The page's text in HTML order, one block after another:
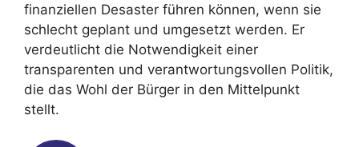
finanziellen Desaster führen können, wenn sie
schlecht geplant und umgesetzt werden. Er
verdeutlicht die Notwendigkeit einer
transparenten und verantwortungsvollen Politik,
die das Wohl der Bürger in den Mittelpunkt
stellt.